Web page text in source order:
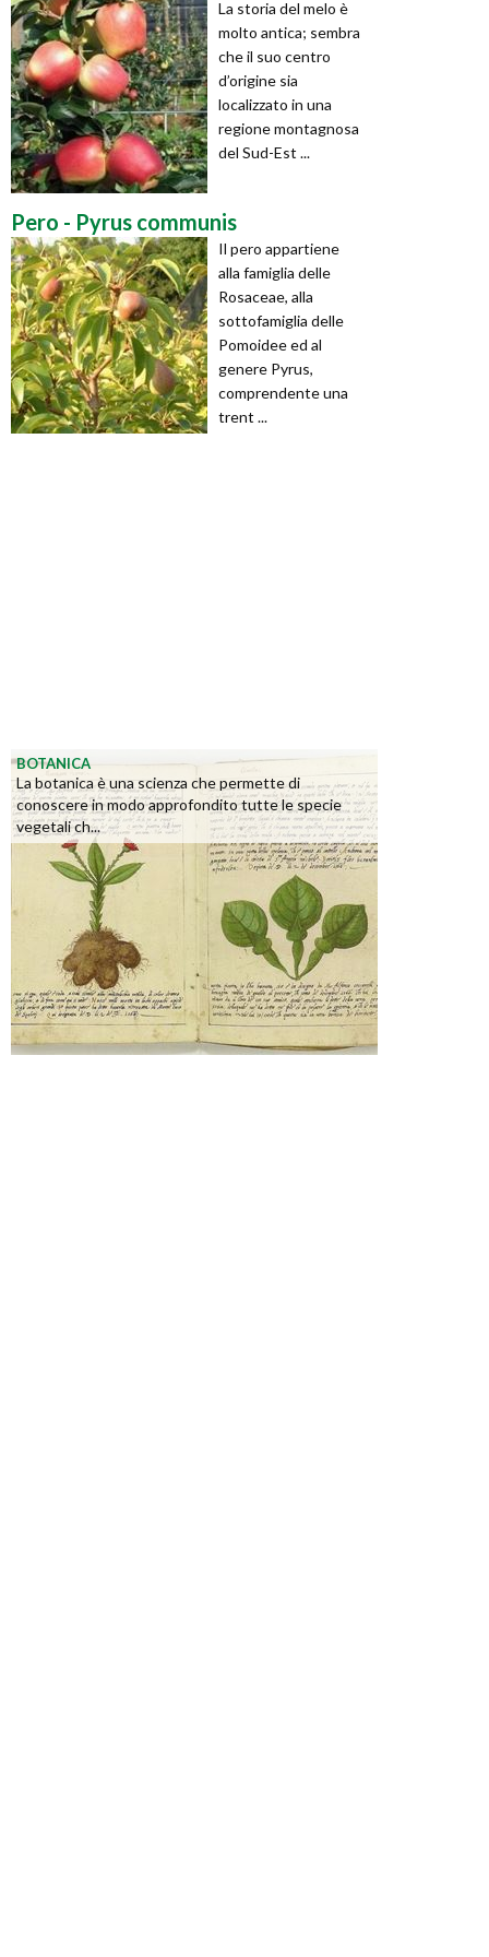
La storia del melo è
molto antica; sembra
che il suo centro
d’origine sia
localizzato in una
regione montagnosa
del Sud-Est ...
Pero - Pyrus communis
Il pero appartiene
alla famiglia delle
Rosaceae, alla
sottofamiglia delle
Pomoidee ed al
genere Pyrus,
comprendente una
trent ...
BOTANICA
La botanica è una scienza che permette di
conoscere in modo approfondito tutte le specie
vegetali ch...